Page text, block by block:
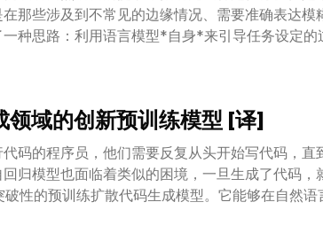
那些涉及到不常见的边缘情况、需要准确表达模
种思路：利用语言模型*自身*来引导任务设定的
领域的创新预训练模型 [译]
码的程序员，他们需要反复从头开始写代码，
归模型也面临着类似的困境，一旦生成了代码
性的预训练扩散代码生成模型。它能够在自然
在 Bash、Python 以及 Microsoft Excel 的条件